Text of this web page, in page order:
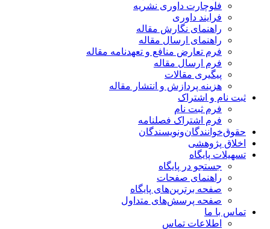
فلوچارت داوری نشریه
فرایند داوری
راهنمای نگارش مقاله
راهنمای ارسال مقاله
فرم تعارض منافع و تعهدنامه مقاله
فرم ارسال مقاله
پیگیری مقالات
هزینه پردازش و انتشار مقاله
ثبت نام و اشتراک
فرم ثبت نام
فرم اشتراک فصلنامه
حقوق‌خوانندگان‌و‌نویسندگان
اخلاق پژوهشی
تسهیلات پایگاه
جستجو در پایگاه
راهنمای صفحات
صفحه برترین‌های پایگاه
صفحه پرسش‌های متداول
تماس با ما
اطلاعات تماس